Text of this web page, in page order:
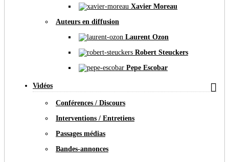
Xavier Moreau
Auteurs en diffusion
Laurent Ozon
Robert Steuckers
Pepe Escobar
Vidéos 
Conférences / Discours
Interventions / Entretiens
Passages médias
Bandes-annonces